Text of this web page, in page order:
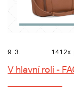
9. 3. 1412x
V hlavní roli -